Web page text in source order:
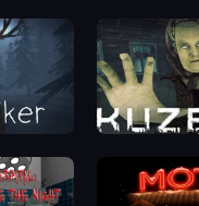
Kuzbass Horror